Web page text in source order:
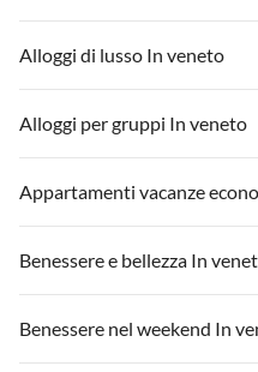
Alloggi di lusso In veneto
Alloggi per gruppi In veneto
Appartamenti vacanze
Benessere e bellezza In
Benessere nel weekend In